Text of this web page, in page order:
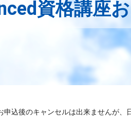
資格講座
込後のキャンセルは出来ませんが